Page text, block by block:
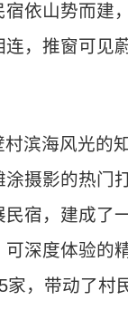
宿依山势而建
，推窗可见
滨海风光的
涂摄影的热门
宿，建成了
深度体验的
家，带动了村